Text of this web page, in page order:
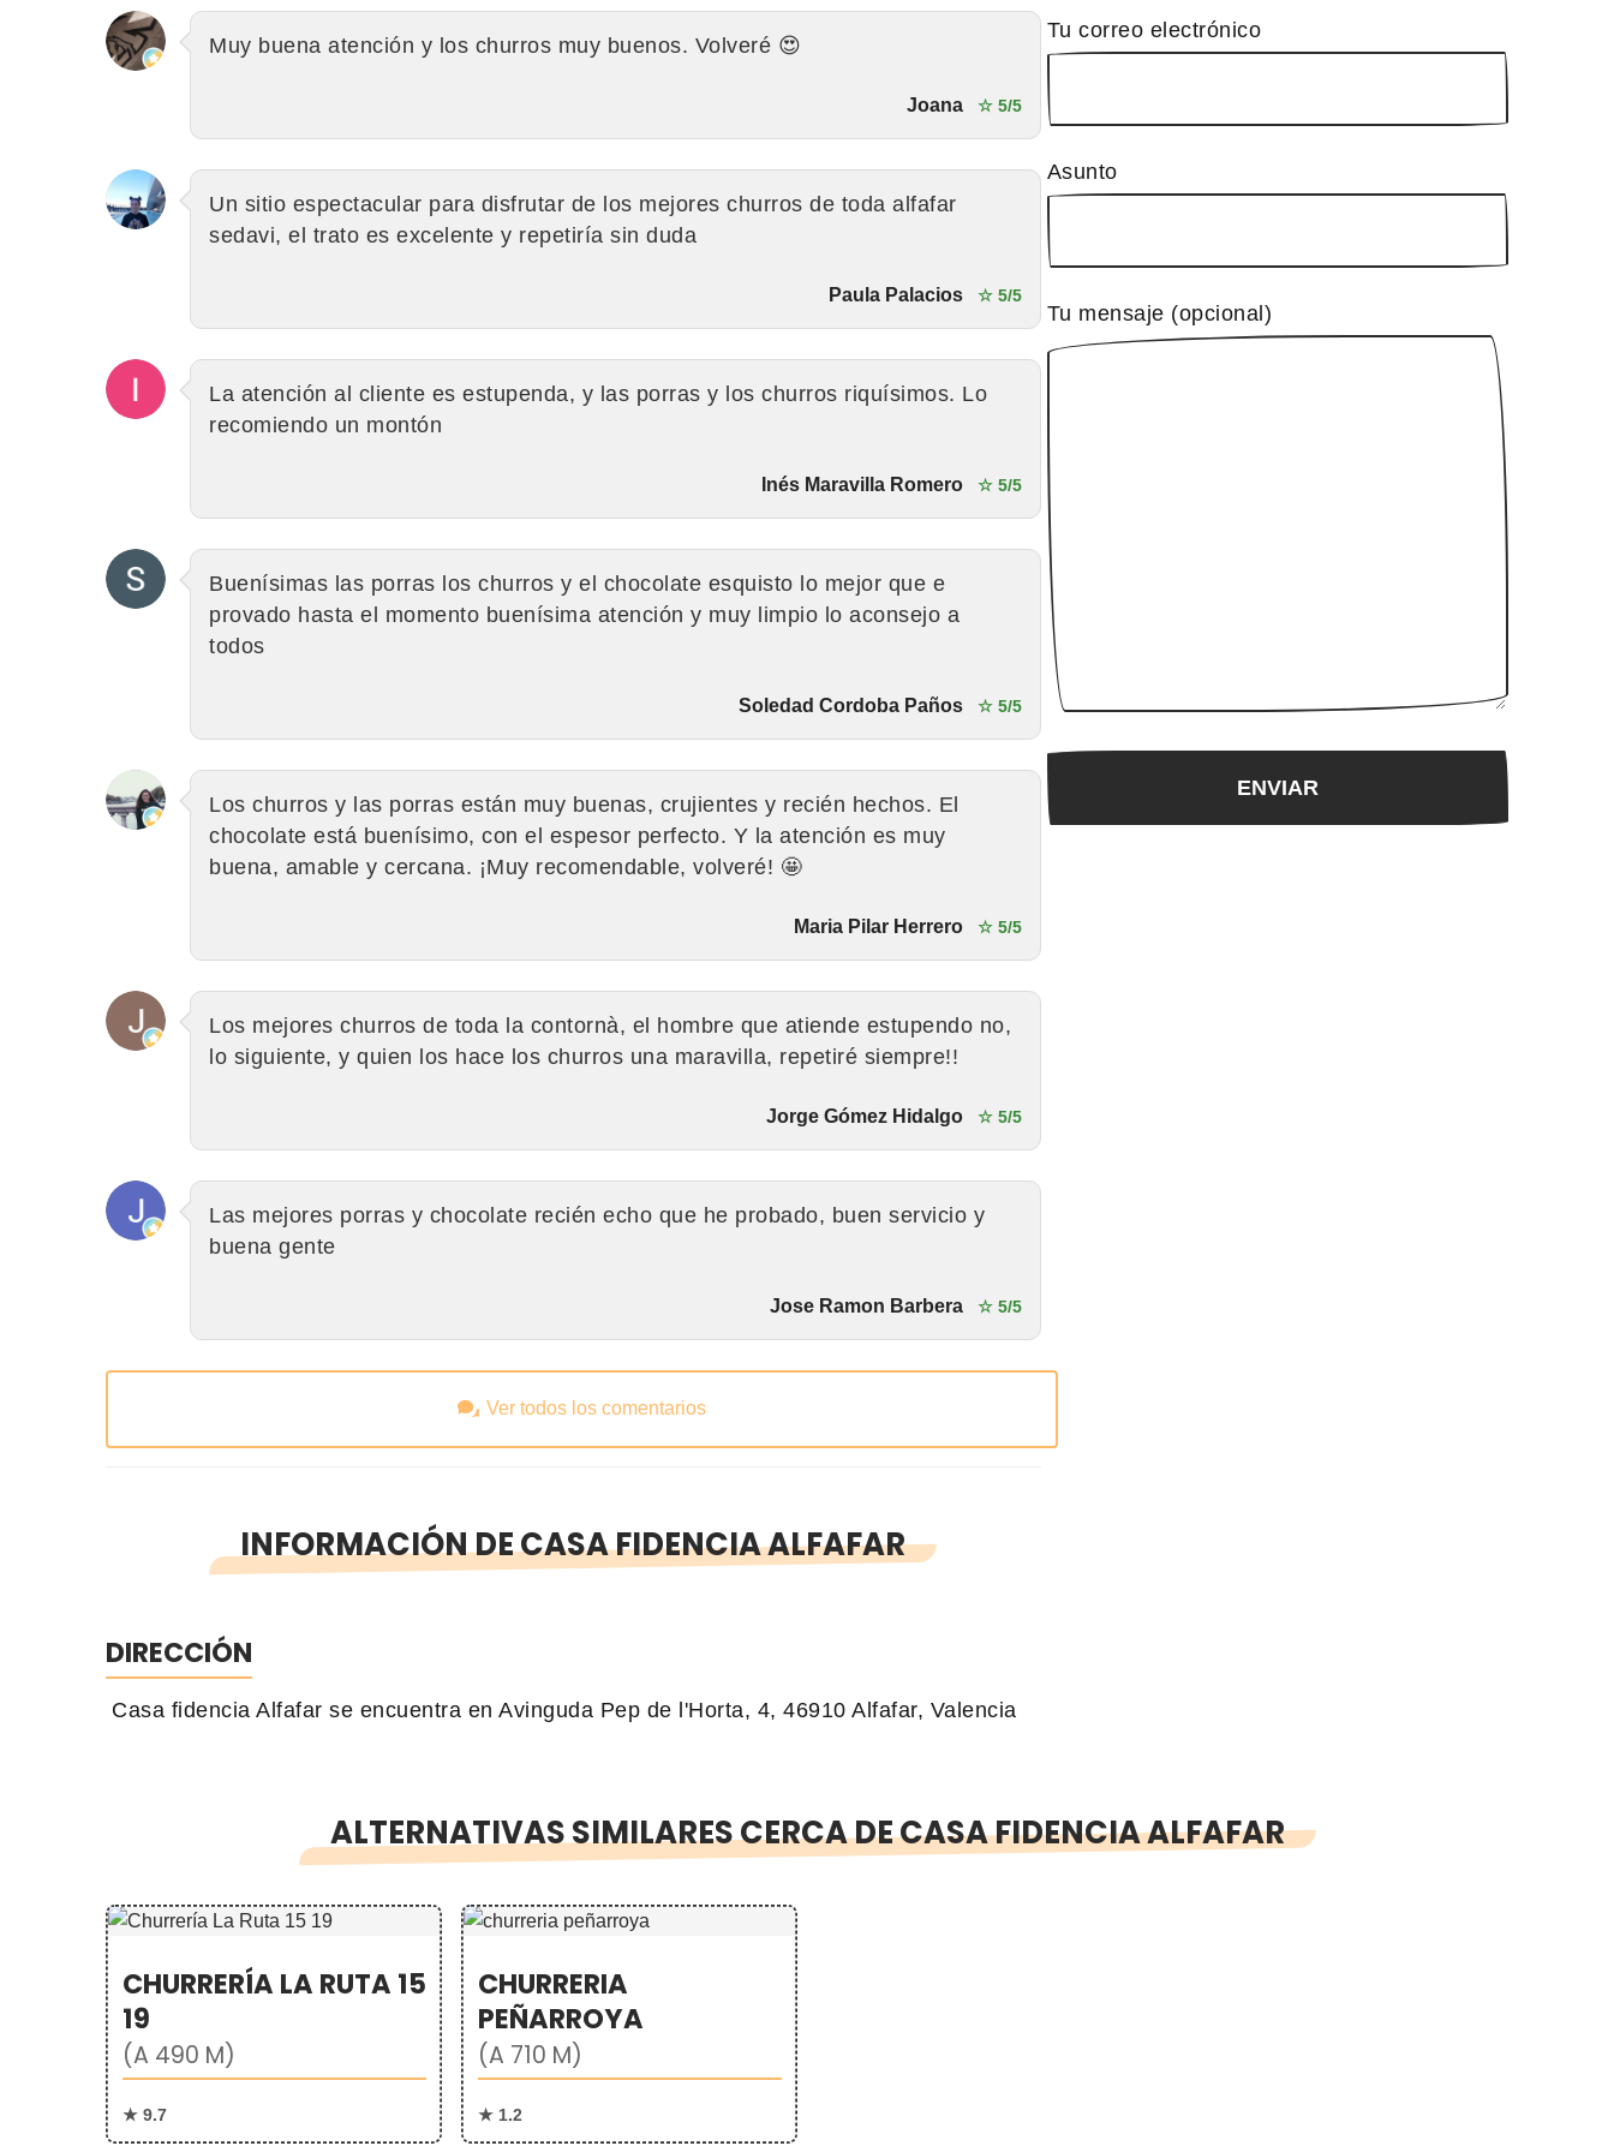
Muy buena atención y los churros muy buenos. Volveré 😍
Joana ☆ 5/5
Un sitio espectacular para disfrutar de los mejores churros de toda alfafar
sedavi, el trato es excelente y repetiría sin duda
Paula Palacios ☆ 5/5
La atención al cliente es estupenda, y las porras y los churros riquísimos. Lo
recomiendo un montón
Inés Maravilla Romero ☆ 5/5
Buenísimas las porras los churros y el chocolate esquisto lo mejor que e
provado hasta el momento buenísima atención y muy limpio lo aconsejo a
todos
Soledad Cordoba Paños ☆ 5/5
Los churros y las porras están muy buenas, crujientes y recién hechos. El
chocolate está buenísimo, con el espesor perfecto. Y la atención es muy
buena, amable y cercana. ¡Muy recomendable, volveré! 🤩
Maria Pilar Herrero ☆ 5/5
Los mejores churros de toda la contornà, el hombre que atiende estupendo no,
lo siguiente, y quien los hace los churros una maravilla, repetiré siempre!!
Jorge Gómez Hidalgo ☆ 5/5
Las mejores porras y chocolate recién echo que he probado, buen servicio y
buena gente
Jose Ramon Barbera ☆ 5/5
Ver todos los comentarios
INFORMACIÓN DE CASA FIDENCIA ALFAFAR
DIRECCIÓN
Casa fidencia Alfafar se encuentra en Avinguda Pep de l'Horta, 4, 46910 Alfafar, Valencia
Tu correo electrónico
Asunto
Tu mensaje (opcional)
ALTERNATIVAS SIMILARES CERCA DE CASA FIDENCIA ALFAFAR
CHURRERÍA LA RUTA 15
19
(A 490 M)
★ 9.7
CHURRERIA
PEÑARROYA
(A 710 M)
★ 1.2